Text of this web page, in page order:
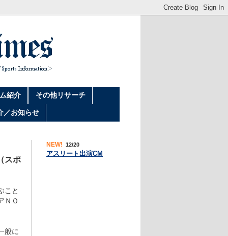
紹介 その他リサーチ
／お知らせ
スポ
こと
ＮＯ
般に
NEW! 12/20
アスリート出演CM